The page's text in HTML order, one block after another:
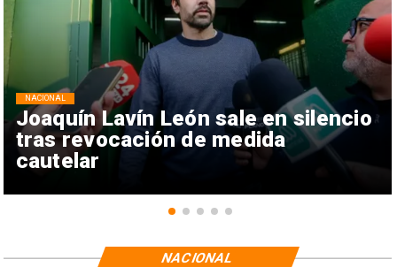
Joaquín Lavín León sale en silencio
tras revocación de medida
cautelar
NACIONAL
NACIONAL